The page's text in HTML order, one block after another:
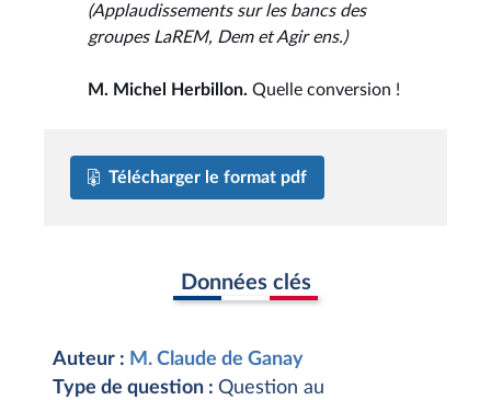
(Applaudissements sur les bancs des
groupes LaREM, Dem et Agir ens.)
M. Michel Herbillon. Quelle conversion !
Télécharger le format pdf
Données clés
Auteur : M. Claude de Ganay
Type de question : Question au